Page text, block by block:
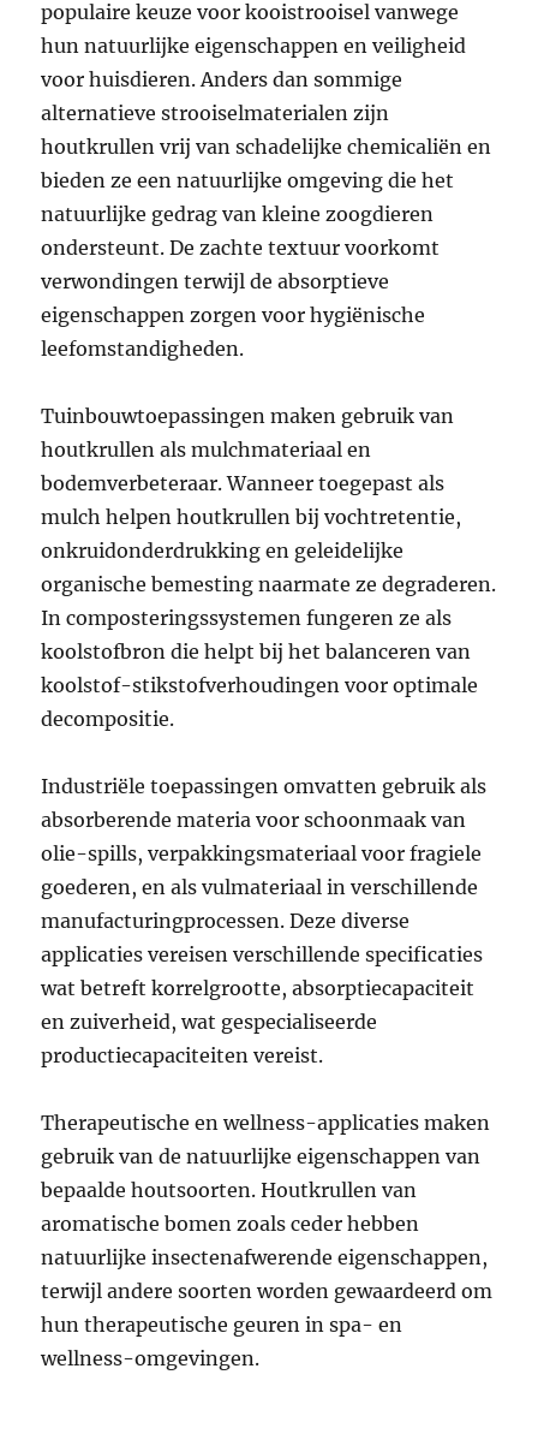
populaire keuze voor kooistrooisel vanwege
hun natuurlijke eigenschappen en veiligheid
voor huisdieren. Anders dan sommige
alternatieve strooiselmaterialen zijn
houtkrullen vrij van schadelijke chemicaliën en
bieden ze een natuurlijke omgeving die het
natuurlijke gedrag van kleine zoogdieren
ondersteunt. De zachte textuur voorkomt
verwondingen terwijl de absorptieve
eigenschappen zorgen voor hygiënische
leefomstandigheden.
Tuinbouwtoepassingen maken gebruik van
houtkrullen als mulchmateriaal en
bodemverbeteraar. Wanneer toegepast als
mulch helpen houtkrullen bij vochtretentie,
onkruidonderdrukking en geleidelijke
organische bemesting naarmate ze degraderen.
In composteringssystemen fungeren ze als
koolstofbron die helpt bij het balanceren van
koolstof-stikstofverhoudingen voor optimale
decompositie.
Industriële toepassingen omvatten gebruik als
absorberende materia voor schoonmaak van
olie-spills, verpakkingsmateriaal voor fragiele
goederen, en als vulmateriaal in verschillende
manufacturingprocessen. Deze diverse
applicaties vereisen verschillende specificaties
wat betreft korrelgrootte, absorptiecapaciteit
en zuiverheid, wat gespecialiseerde
productiecapaciteiten vereist.
Therapeutische en wellness-applicaties maken
gebruik van de natuurlijke eigenschappen van
bepaalde houtsoorten. Houtkrullen van
aromatische bomen zoals ceder hebben
natuurlijke insectenafwerende eigenschappen,
terwijl andere soorten worden gewaardeerd om
hun therapeutische geuren in spa- en
wellness-omgevingen.